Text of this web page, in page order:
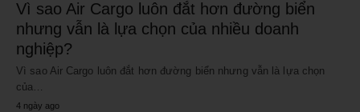
Vì sao Air Cargo luôn đắt hơn đường biển
nhưng vẫn là lựa chọn của nhiều doanh
nghiệp?
Vì sao Air Cargo luôn đắt hơn đường biển nhưng vẫn là lựa chọn
của…
4 ngày ago